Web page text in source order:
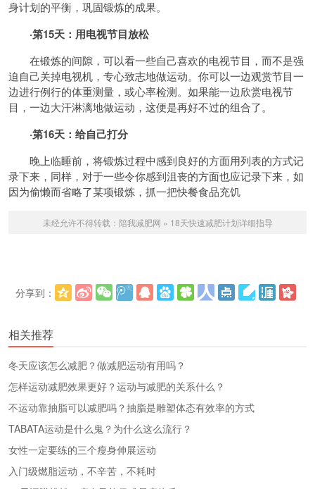
身计划的平衡，巩固锻炼的成果。
·第15天：用电视节目放松
在锻炼的间隙，可以看一些自己喜欢的电视节目，而不是强
迫自己关掉电视机，专心致志地做运动。你可以一边观赏节目一
边进行例行的体重测量，或心率检测。如果能一边欣赏电视节
目，一边大汗淋漓地做运动，这便是再好不过的组合了。
·第16天：给自己打分
晚上临睡前，将锻炼过程中感到良好的方面用列表的方式记
录下来，同样，对于一些令你感到沮丧的方面也应记录下来，如
因为偷懒而省略了某项锻炼，抓一把快餐食品充饥
未经允许不得转载： 陪我减肥网 » 18天快速减肥计划详细指导
分享到：
相关推荐
冬天应该怎么减肥？做减肥运动有用吗？
怎样运动减肥效果更好？运动与减肥的关系什么？
不运动靠抽脂可以减肥吗？抽脂是雕塑体态有效率的方式
TABATA运动是什么鬼？为什么这么流行？
女性一定要练的三个瘦身伸展运动
入门级燃脂运动，不辛苦，不耗时